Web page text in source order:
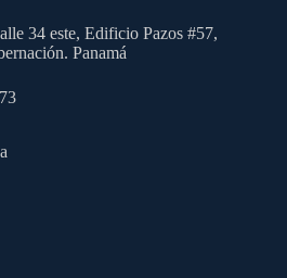
34 este, Edificio Pazos #57,
Panamá